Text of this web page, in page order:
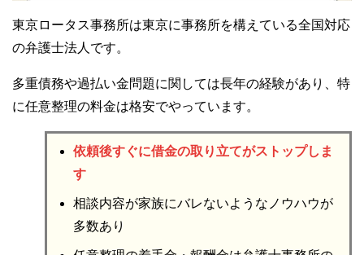
東京ロータス事務所は東京に事務所を構えている全国対応
の弁護士法人です。
多重債務や過払い金問題に関しては長年の経験があり、特
に任意整理の料金は格安でやっています。
依頼後すぐに借金の取り立てがストップしま
す
相談内容が家族にバレないようなノウハウが
多数あり